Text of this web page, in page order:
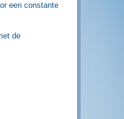
een constante
de